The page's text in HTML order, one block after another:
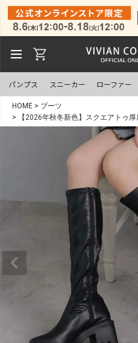
パンプス スニーカー ローファー
HOME
ブーツ
【2026年秋冬新色】スクエアトゥ